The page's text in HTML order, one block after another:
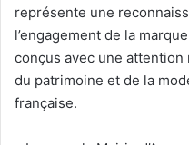
représente une
l’engagement de la
conçus avec une
du patrimoine et de la
française.